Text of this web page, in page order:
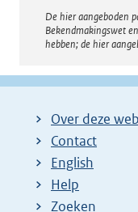
De hier aangeboden
Bekendmakingswet
hebben; de hier
Over deze
Contact
English
Help
Zoeken